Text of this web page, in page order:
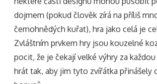
dojmem (pokud člověk zírá na příliš
černohnědých kuřat), hra jako celá je
Zvláštním prvkem hry jsou kouzelné
pocit, že je čekají velké výhry za každou
hrát tak, aby jim tyto zvířátka přinášely